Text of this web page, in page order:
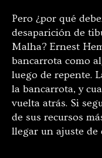
Pero ¿por qué
desaparición de
Malha? Ernest
bancarrota como
luego de repente.
la bancarrota, y
vuelta atrás. Si
de sus recursos
llegar un ajuste de